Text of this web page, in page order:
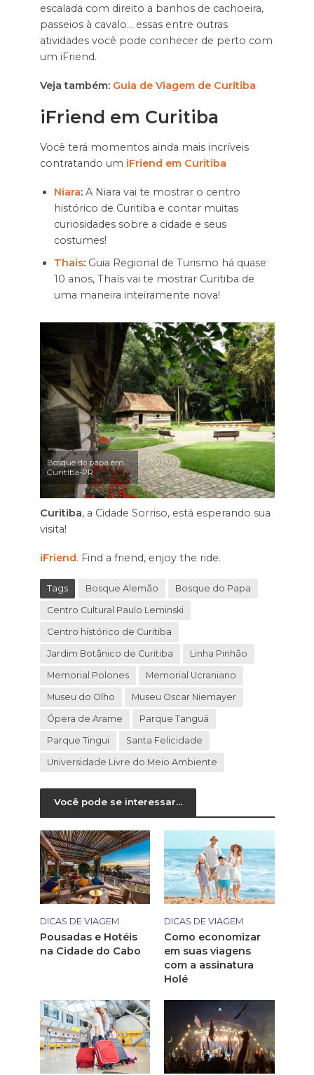
escalada com direito a banhos de cachoeira,
passeios à cavalo… essas entre outras
atividades você pode conhecer de perto com
um iFriend.
Veja também: Guia de Viagem de Curitiba
iFriend em Curitiba
Você terá momentos ainda mais incríveis
contratando um iFriend em Curitiba
Niara:A Niara vai te mostrar o centro
histórico de Curitiba e contar muitas
curiosidades sobre a cidade e seus
costumes!
Thais:Guia Regional de Turismo há quase
10 anos, Thaís vai te mostrar Curitiba de
uma maneira inteiramente nova!
Bosque do papa em
Curitiba-PR
Curitiba, a Cidade Sorriso, está esperando sua
visita!
iFriend. Find a friend, enjoy the ride.
Tags Bosque Alemão Bosque do Papa
Centro Cultural Paulo Leminski
Centro histórico de Curitiba
Jardim Botânico de Curitiba Linha Pinhão
Memorial Polones Memorial Ucraniano
Museu do Olho Museu Oscar Niemayer
Ópera de Arame Parque Tanguá
Parque Tingui Santa Felicidade
Universidade Livre do Meio Ambiente
Você pode se interessar...
DICAS DE VIAGEM
Pousadas e Hotéis
na Cidade do Cabo
DICAS DE VIAGEM
Como economizar
em suas viagens
com a assinatura
Holé